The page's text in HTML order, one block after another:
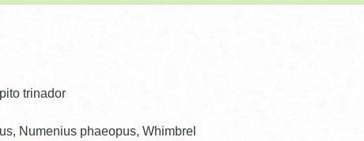
trinador
Numenius phaeopus, Whimbrel